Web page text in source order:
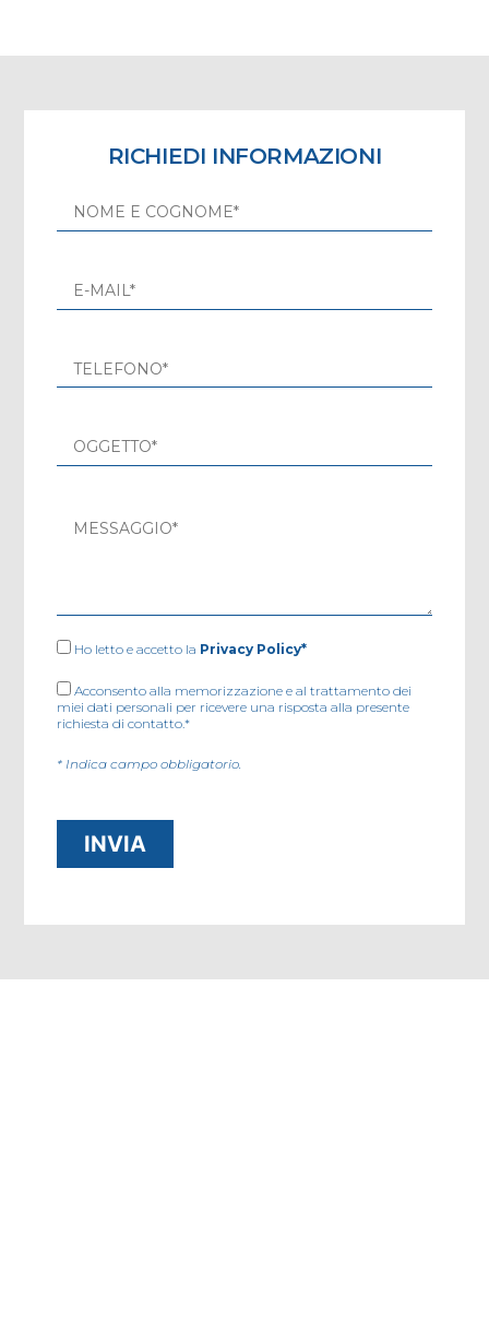
RICHIEDI INFORMAZIONI
Ho letto e accetto la Privacy Policy*
Acconsento alla memorizzazione e al trattamento dei
miei dati personali per ricevere una risposta alla presente
richiesta di contatto.*
* Indica campo obbligatorio.